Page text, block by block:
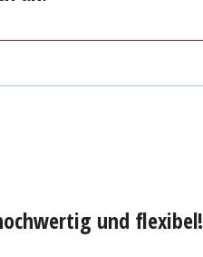
und flexibel!